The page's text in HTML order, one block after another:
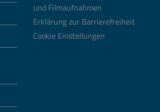
und Filmaufnahmen
Erklärung zur Barrierefreiheit
Cookie Einstellungen